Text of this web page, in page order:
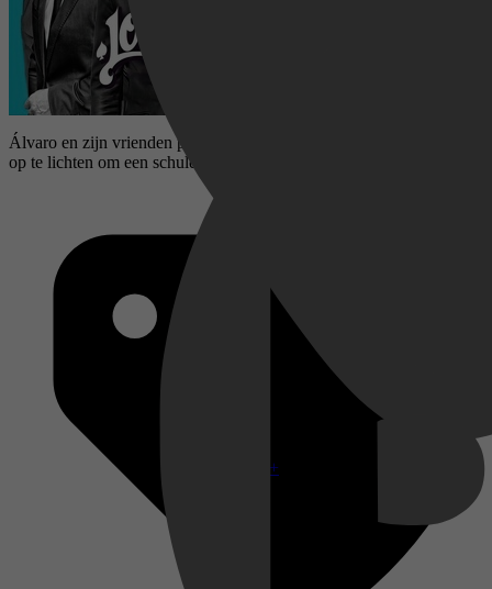
Disney+
Álvaro en zijn vrienden proberen een Dominicaanse misdaadbaas
op te lichten om een ​​schuld aan een Russische gangster af te betalen.